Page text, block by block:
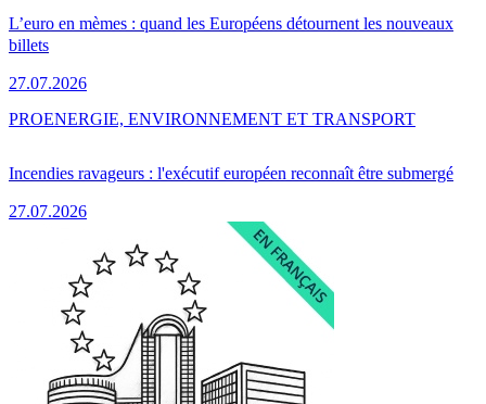
L’euro en mèmes : quand les Européens détournent les nouveaux
billets
27.07.2026
Incendies ravageurs : l'exécutif européen reconnaît être submergé
27.07.2026
PROENERGIE, ENVIRONNEMENT ET TRANSPORT